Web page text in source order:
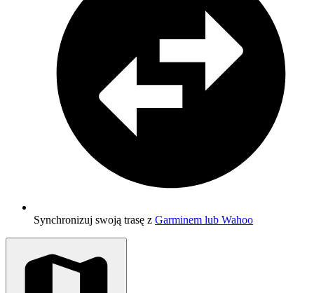
Synchronizuj swoją trasę z Garminem lub Wahoo